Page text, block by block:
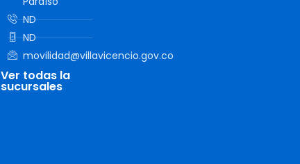
ND
ND
movilidad@villavicencio.gov.co
Ver todas la
sucursales